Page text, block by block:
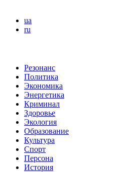
ua
ru
Резонанс
Политика
Экономика
Энергетика
Криминал
Здоровье
Экология
Образование
Культура
Спорт
Персона
История